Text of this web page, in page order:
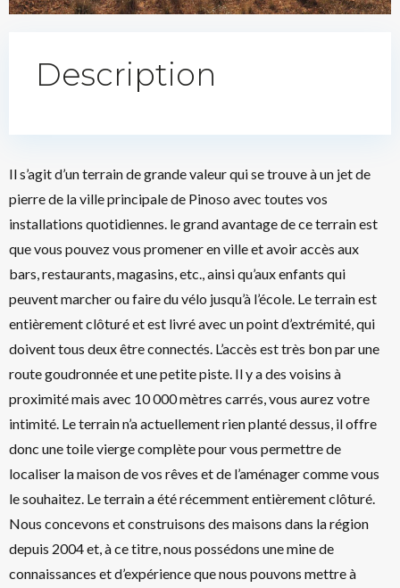
Description
Il s’agit d’un terrain de grande valeur qui se trouve à un jet de
pierre de la ville principale de Pinoso avec toutes vos
installations quotidiennes. le grand avantage de ce terrain est
que vous pouvez vous promener en ville et avoir accès aux
bars, restaurants, magasins, etc., ainsi qu’aux enfants qui
peuvent marcher ou faire du vélo jusqu’à l’école. Le terrain est
entièrement clôturé et est livré avec un point d’extrémité, qui
doivent tous deux être connectés. L’accès est très bon par une
route goudronnée et une petite piste. Il y a des voisins à
proximité mais avec 10 000 mètres carrés, vous aurez votre
intimité. Le terrain n’a actuellement rien planté dessus, il offre
donc une toile vierge complète pour vous permettre de
localiser la maison de vos rêves et de l’aménager comme vous
le souhaitez. Le terrain a été récemment entièrement clôturé.
Nous concevons et construisons des maisons dans la région
depuis 2004 et, à ce titre, nous possédons une mine de
connaissances et d’expérience que nous pouvons mettre à